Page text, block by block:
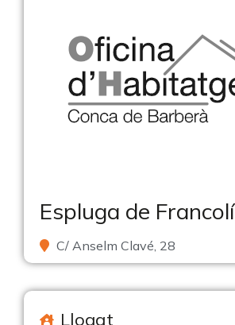
Espluga de Francolí
C/ Anselm Clavé, 28
Llogat